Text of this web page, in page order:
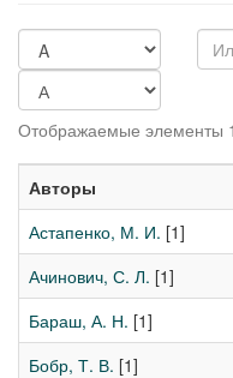
Отображаемые элементы
Авторы
Астапенко, М. И. [1]
Ачинович, С. Л. [1]
Бараш, А. Н. [1]
Бобр, Т. В. [1]